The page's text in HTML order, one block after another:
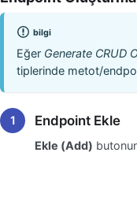
bilgi
Eğer Generate CRUD
tiplerinde metot/
Endpoint Ekle
Ekle (Add)